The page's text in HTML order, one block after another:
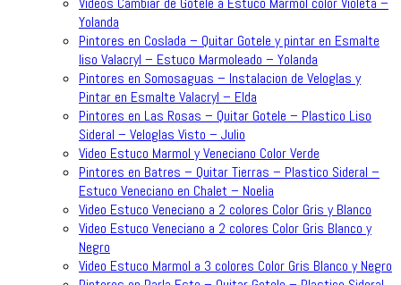
Yolanda
Pintores en Coslada – Quitar Gotele y pintar en Esmalte
liso Valacryl – Estuco Marmoleado – Yolanda
Pintores en Somosaguas – Instalacion de Veloglas y
Pintar en Esmalte Valacryl – Elda
Pintores en Las Rosas – Quitar Gotele – Plastico Liso
Sideral – Veloglas Visto – Julio
Video Estuco Marmol y Veneciano Color Verde
Pintores en Batres – Quitar Tierras – Plastico Sideral –
Estuco Veneciano en Chalet – Noelia
Video Estuco Veneciano a 2 colores Color Gris y Blanco
Video Estuco Veneciano a 2 colores Color Gris Blanco y
Negro
Video Estuco Marmol a 3 colores Color Gris Blanco y Negro